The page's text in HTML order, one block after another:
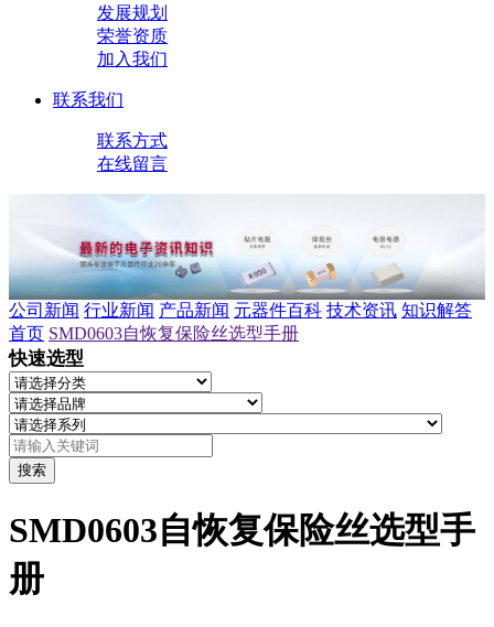
发展规划
荣誉资质
加入我们
联系我们
联系方式
在线留言
公司新闻 行业新闻 产品新闻 元器件百科 技术资讯 知识解答
首页 SMD0603自恢复保险丝选型手册
快速选型
搜索
SMD0603自恢复保险丝选型手
册